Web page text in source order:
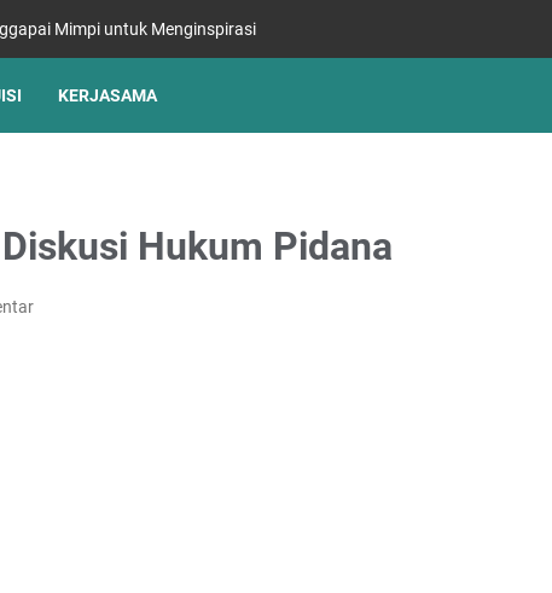
Mimpi untuk Menginspirasi
KERJASAMA
Hukum Pidana